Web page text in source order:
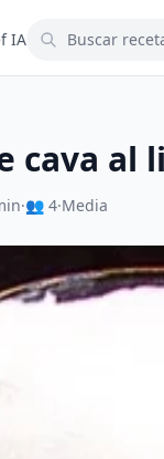
IA
cava al
·👥 4·Media